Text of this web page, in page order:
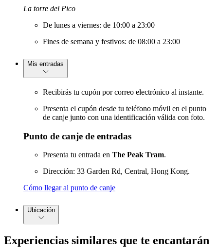
La torre del Pico
De lunes a viernes: de 10:00 a 23:00
Fines de semana y festivos: de 08:00 a 23:00
Mis entradas
Recibirás tu cupón por correo electrónico al instante.
Presenta el cupón desde tu teléfono móvil en el punto
de canje junto con una identificación válida con foto.
Punto de canje de entradas
Presenta tu entrada en The Peak Tram.
Dirección: 33 Garden Rd, Central, Hong Kong.
Cómo llegar al punto de canje
Ubicación
Experiencias similares que te encantarán